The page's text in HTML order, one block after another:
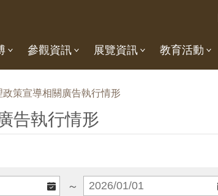
參觀資訊 展覽資訊 教育活動
政策宣導相關廣告執行情形
告執行情形
～